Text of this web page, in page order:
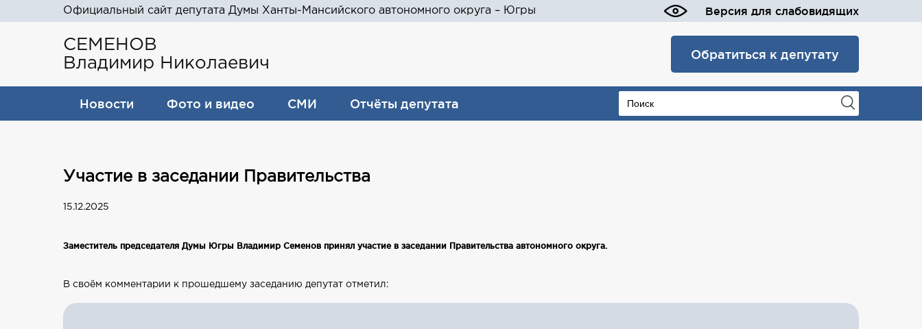
Официальный сайт депутата Думы Ханты-Мансийского автономного округа – Югры Версия для слабовидящих
СЕМЕНОВ
Владимир Николаевич
Обратиться к депутату
Новости Фото и видео СМИ Отчёты депутата
Участие в заседании Правительства
15.12.2025
Заместитель председателя Думы Югры Владимир Семенов принял участие в заседании Правительства автономного округа.
В своём комментарии к прошедшему заседанию депутат отметил: